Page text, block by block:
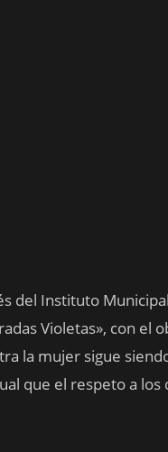
del Instituto
Violetas», con el
la mujer sigue
que el respeto a